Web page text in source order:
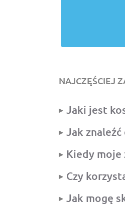
NAJCZĘŚCIEJ
Jaki jest
Jak
Kiedy moje
Czy
Jak mogę